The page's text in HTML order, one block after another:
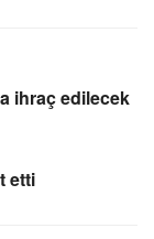
ihraç edilecek
etti